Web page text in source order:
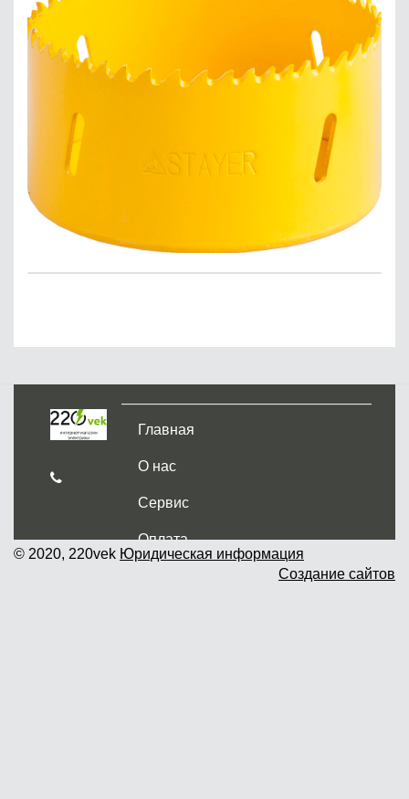
Главная
О нас
Сервис
Оплата
Доставка и самовывоз
© 2020, 220vek Юридическая информация
Создание сайтов